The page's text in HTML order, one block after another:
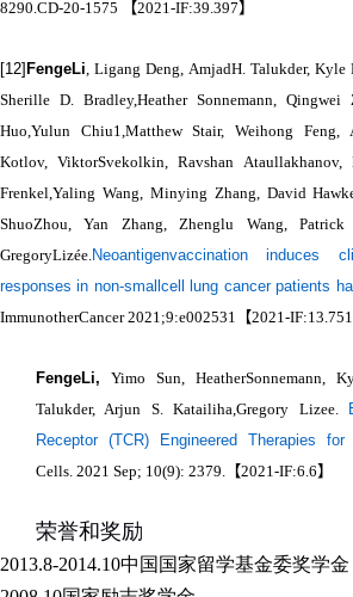
8290.CD-20-1575
【2021-IF:39.397】
[12]FengeLi , Ligang Deng, AmjadH. Talukder,
Sherille D. Bradley,Heather Sonnemann,
Huo,Yulun Chiu1,Matthew Stair, Weihong Feng,
Kotlov, ViktorSvekolkin, Ravshan Ataullakhanov,
Frenkel,Yaling Wang, Minying Zhang, David
ShuoZhou, Yan Zhang, Zhenglu Wang,
GregoryLizée. Neoantigenvaccination induces
responses in non-smallcell lung cancer patients
ImmunotherCancer 2021;9:e002531
【2021-IF:13.751
FengeLi, Yimo Sun, HeatherSonnemann,
Talukder, Arjun S. Katailiha,Gregory Lizee.
Receptor (TCR) Engineered Therapies
Cells. 2021 Sep; 10(9): 2379.
【2021-IF:6.6】
荣誉和奖励
2013.8-2014.10中国国家留学基金委奖学金